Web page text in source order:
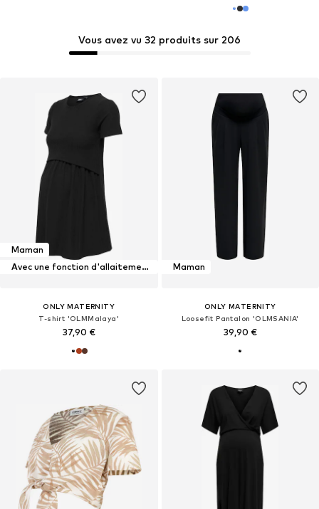
Vous avez vu 32 produits sur 206
Maman
Avec une fonction d'allaitement maternel
ONLY MATERNITY
T-shirt 'OLMMalaya'
37,90 €
Maman
ONLY MATERNITY
Loosefit Pantalon 'OLMSANIA'
39,90 €